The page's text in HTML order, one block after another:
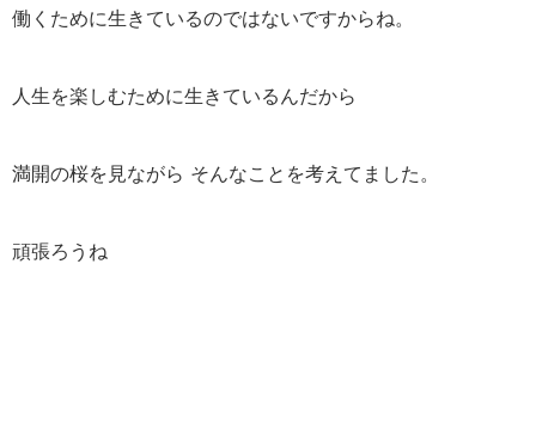
働くために生きているのではないですからね。
人生を楽しむために生きているんだから
満開の桜を見ながら そんなことを考えてました。
頑張ろうね